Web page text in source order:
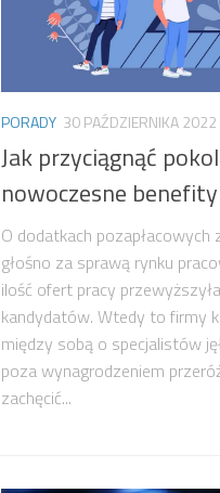
PORADY 30 PAŹDZIERNIKA 2022
Jak przyciągnąć
nowoczesne benefity
O dodatkach pozapłacowych
głośno za sprawą rynku
ilość ofert pracy
kandydatów. Wtedy to firmy
między sobą o specjalistów
poza wynagrodzeniem
zachęcić...